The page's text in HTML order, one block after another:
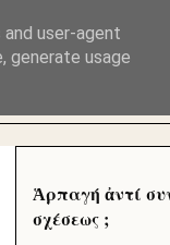
Ἁρπαγή ἀντί
σχέσεως ;
user-agent
generate usage